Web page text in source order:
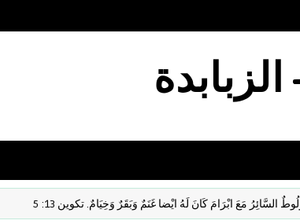
مَعَ ابْرَامَ كَانَ لَهُ ايْضا غَنَمٌ وَبَقَرٌ وَخِيَامٌ. تكوين 13: 5